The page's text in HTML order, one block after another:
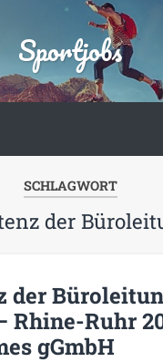
Sportjobs
SCHLAGWORT
der
der
Rhine-Ruhr
gGmbH